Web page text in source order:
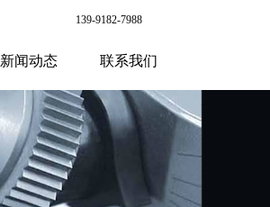
139-9182-7988
新闻动态 联系我们